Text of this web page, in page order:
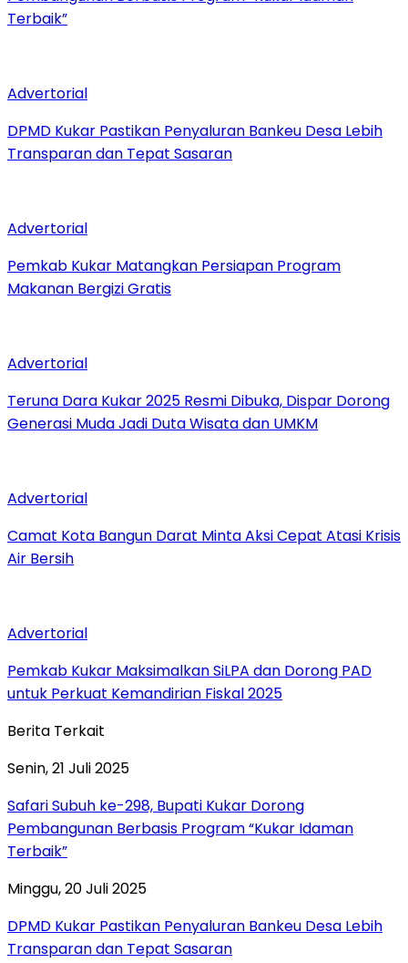
Terbaik”
Advertorial
DPMD Kukar Pastikan Penyaluran Bankeu Desa Lebih
Transparan dan Tepat Sasaran
Advertorial
Pemkab Kukar Matangkan Persiapan Program
Makanan Bergizi Gratis
Advertorial
Teruna Dara Kukar 2025 Resmi Dibuka, Dispar Dorong
Generasi Muda Jadi Duta Wisata dan UMKM
Advertorial
Camat Kota Bangun Darat Minta Aksi Cepat Atasi Krisis
Air Bersih
Advertorial
Pemkab Kukar Maksimalkan SiLPA dan Dorong PAD
untuk Perkuat Kemandirian Fiskal 2025
Berita Terkait
Senin, 21 Juli 2025
Safari Subuh ke-298, Bupati Kukar Dorong
Pembangunan Berbasis Program “Kukar Idaman
Terbaik”
Minggu, 20 Juli 2025
DPMD Kukar Pastikan Penyaluran Bankeu Desa Lebih
Transparan dan Tepat Sasaran